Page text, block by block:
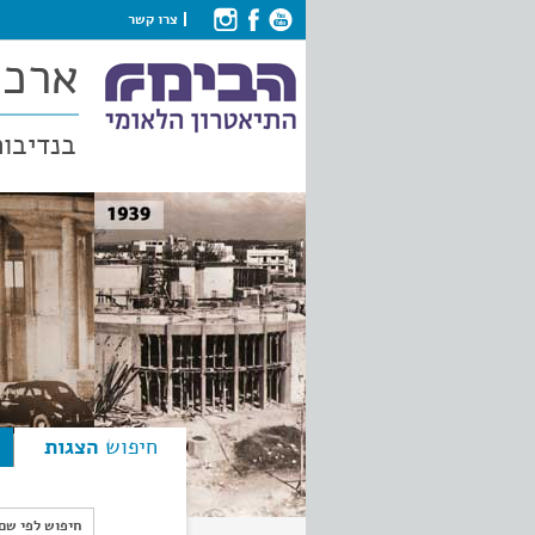
צרו קשר
חיפוש הצגות
חיפוש לפי